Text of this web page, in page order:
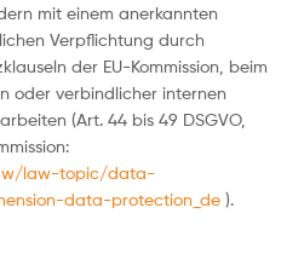
mit einem anerkannten
Verpflichtung durch
der EU-Kommission, beim
oder verbindlicher internen
(Art. 44 bis 49 DSGVO,
law-topic/data-
data-protection_de ).